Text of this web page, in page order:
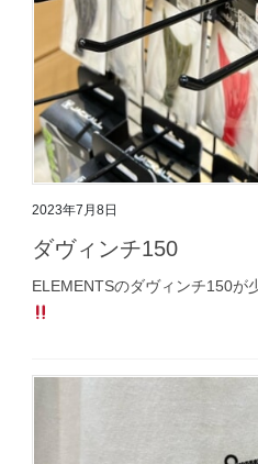
2023年7月8日
ダヴィンチ150
ELEMENTSのダヴィンチ150が